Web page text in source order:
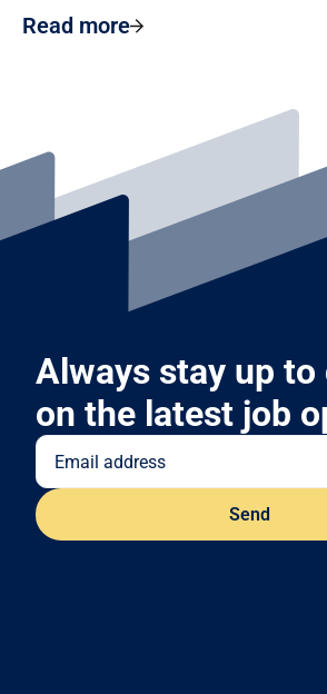
Read more
Always stay up to
on the latest job